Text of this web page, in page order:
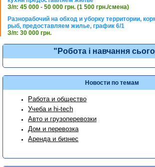
З/п: 45 000 - 50 000 грн. (1 500 грн./смена)
Разнорабочий на обход и уборку территории,
рыб, предоставляем жилье, график 6/1
З/п: 30 000 грн.
"Робота і навчання
Новости по темам
Работа и общество
Учеба и hi-tech
Авто и грузоперевозки
Дом и перевозка
Аренда и бизнес